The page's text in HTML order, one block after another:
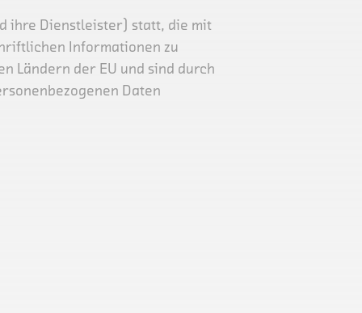
ihre Dienstleister) statt, die mit
Informationen zu
Ländern der EU und sind durch
Daten